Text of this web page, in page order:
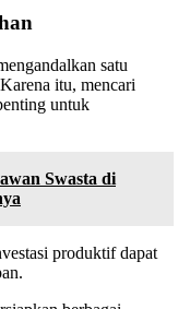
satu
itu, mencari
untuk
Swasta di
produktif dapat